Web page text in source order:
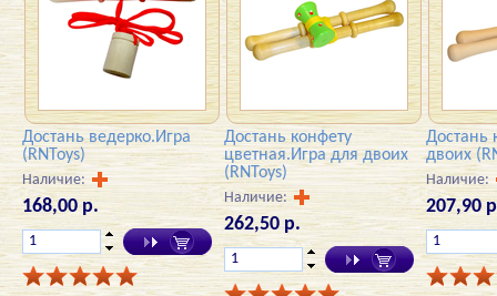
Достань ведерко.Игра
(RNToys)
Наличие:
168,00 р.
Достань конфету
цветная.Игра для двоих
(RNToys)
Наличие:
262,50 р.
Достань
двоих
Наличие:
207,90